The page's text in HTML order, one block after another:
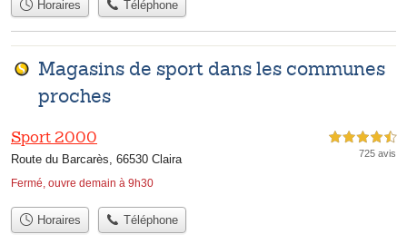
Horaires Téléphone
Magasins de sport dans les communes
proches
Sport 2000
Route du Barcarès, 66530 Claira
Fermé, ouvre demain à 9h30
4,5 étoiles sur 5
725 avis
Horaires Téléphone